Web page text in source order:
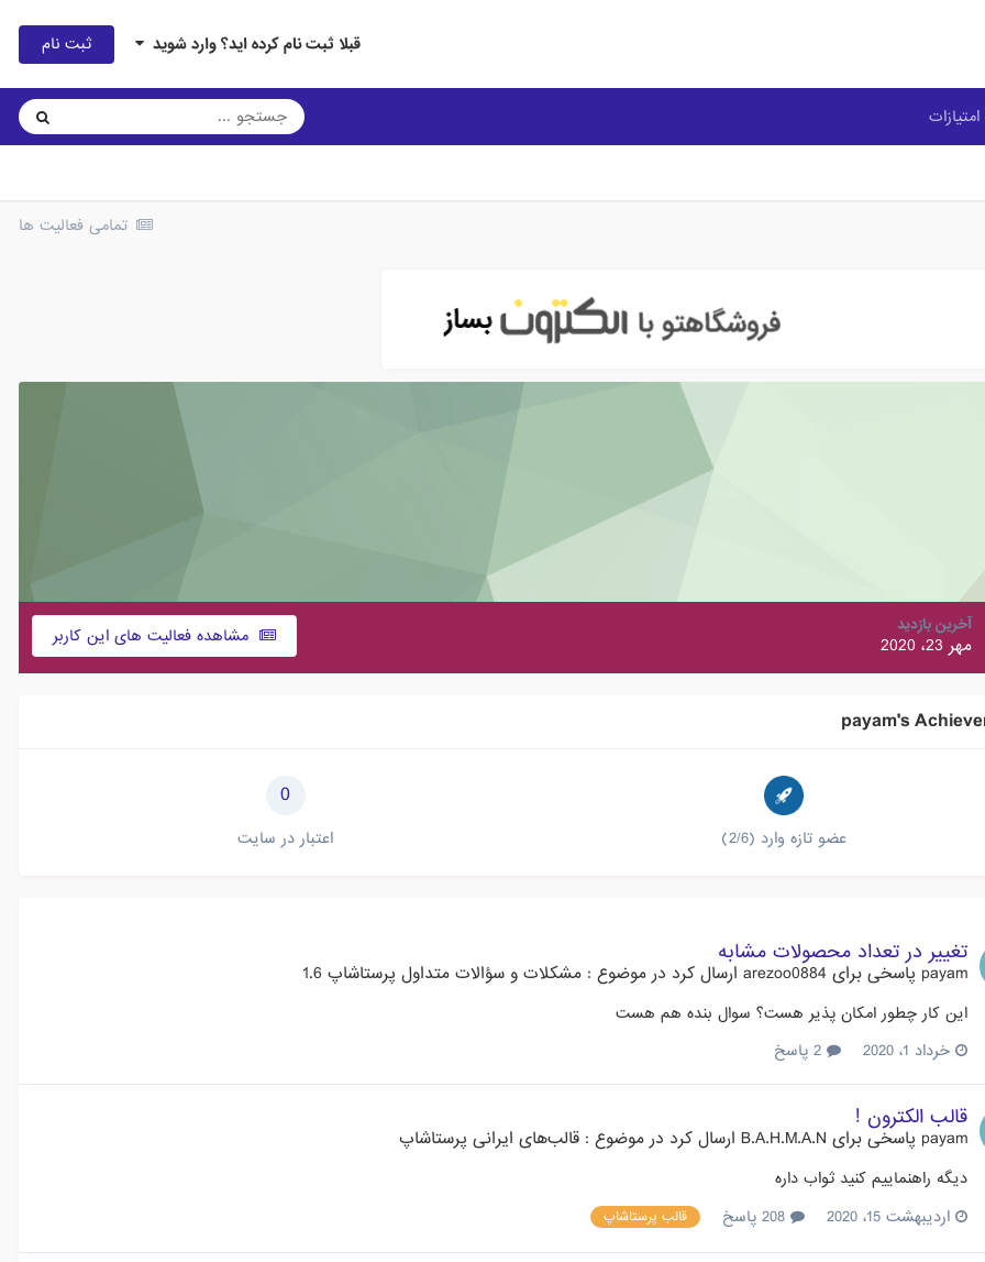
قبلا ثبت نام کرده اید؟ وارد شوید ثبت نام
تمامی فعالیت ها
مشاهده فعالیت های این کاربر آخرین بازدید
مهر 23، 2020
payam's
عضو تازه وارد (2/6)
0
اعتبار در سایت
تغییر در تعداد محصولات مشابه
payam پاسخی برای arezoo0884 ارسال کرد در موضوع : مشکلات و سؤالات متداول پرستاشاپ 1.6
این کار چطور امکان پذیر هست؟ سوال بنده هم هست
خرداد 1، 2020
قالب الکترون !
payam پاسخی برای B.A.H.M.A.N ارسال کرد در موضوع : قالب‌های ایرانی پرستاشاپ
دیگه راهنماییم کنید ثواب داره
اردیبهشت 15، 2020
قالب پرستاشاپ